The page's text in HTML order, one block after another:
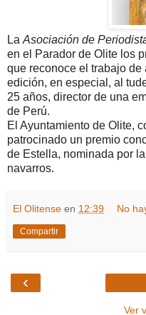
La Asociación de
en el Parador de Olite los
que reconoce el trabajo
edición, en especial, al
25 años, director de una
de Perú.
El Ayuntamiento de Olite,
patrocinado un premio
de Estella, nominada por
navarros.
El Olitense en 12:39 No
Compartir
‹
Ver